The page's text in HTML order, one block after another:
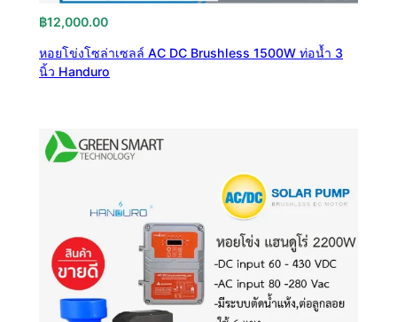
฿12,000.00
หอยโข่งโซล่าเซลล์ AC DC Brushless 1500W ท่อน้ำ 3
นิ้ว Handuro